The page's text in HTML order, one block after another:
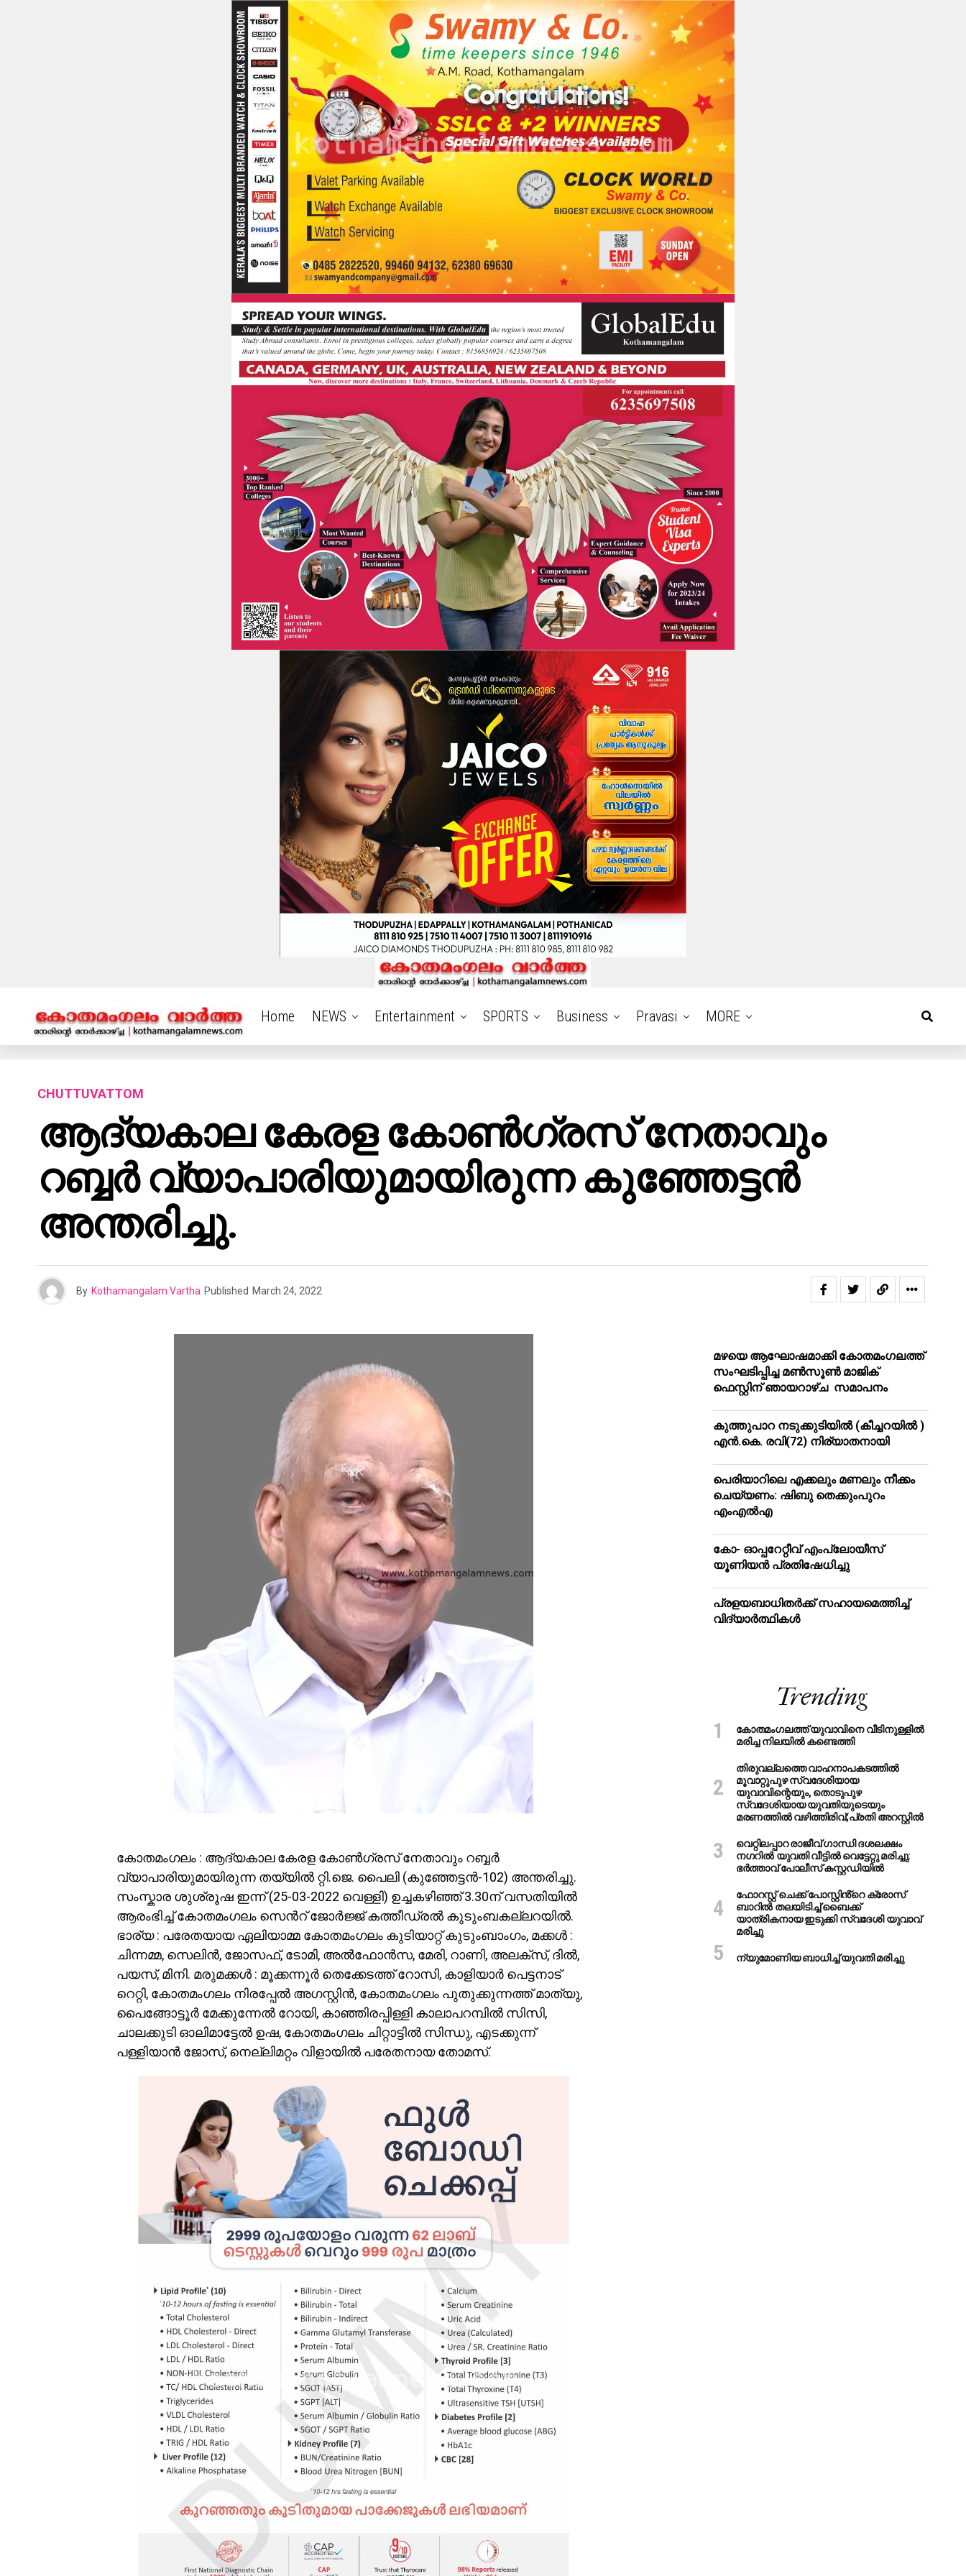
Home NEWS Entertainment SPORTS Business Pravasi MORE
CHUTTUVATTOM
ആദ്യകാല കേരള കോണ്‍ഗ്രസ് നേതാവും
റബ്ബര്‍ വ്യാപാരിയുമായിരുന്ന കുഞ്ഞേട്ടന്‍
അന്തരിച്ചു.
By Kothamangalam Vartha Published March 24, 2022
കോതമംഗലം : ആദ്യകാല കേരള കോണ്‍ഗ്രസ് നേതാവും റബ്ബര്‍
വ്യാപാരിയുമായിരുന്ന തയ്യില്‍ റ്റി.ജെ. പൈലി (കുഞ്ഞേട്ടന്‍-102) അന്തരിച്ചു.
സംസ്കാര ശുശ്രൂഷ ഇന്ന് (25-03-2022 വെള്ളി) ഉച്ചകഴിഞ്ഞ് 3.30ന് വസതിയില്‍
ആരംഭിച്ച് കോതമംഗലം സെന്‍റ് ജോര്‍ജ്ജ് കത്തീഡ്രല്‍ കുടുംബകല്ലറയില്‍.
ഭാര്യ : പരേതയായ ഏലിയാമ്മ കോതമംഗലം കുടിയാറ്റ് കുടുംബാംഗം, മക്കള്‍ :
ചിന്നമ്മ, സെലിന്‍, ജോസഫ്, ടോമി, അല്‍ഫോന്‍സ, മേരി, റാണി, അലക്സ്, ദില്‍,
പയസ്, മിനി. മരുമക്കള്‍ : മൂക്കന്നൂര്‍ തെക്കേടത്ത് റോസി, കാളിയാര്‍ പെട്ടനാട്
റെറ്റി, കോതമംഗലം നിരപ്പേല്‍ അഗസ്റ്റിന്‍, കോതമംഗലം പുതുക്കുന്നത്ത് മാത്യു,
പൈങ്ങോട്ടൂര്‍ മേക്കുന്നേല്‍ റോയി, കാഞ്ഞിരപ്പിള്ളി കാലാപറമ്പില്‍ സിസി,
ചാലക്കുടി ഓലിമാട്ടേല്‍ ഉഷ, കോതമംഗലം ചിറ്റാട്ടില്‍ സിന്ധു, എടക്കുന്ന്
പള്ളിയാന്‍ ജോസ്, നെല്ലിമറ്റം വിളായില്‍ പരേതനായ തോമസ്.
മഴയെ ആഘോഷമാക്കി കോതമംഗലത്ത്
സംഘടിപ്പിച്ച മൺസൂൺ മാജിക്
ഫെസ്റ്റിന് ഞായറാഴ്ച സമാപനം
കുത്തുപാറ നടുക്കുടിയിൽ (കീച്ചറയിൽ )
എൻ.കെ. രവി(72) നിര്യാതനായി
പെരിയാറിലെ എക്കലും മണലും നീക്കം
ചെയ്യണം: ഷിബു തെക്കുംപുറം
എംഎൽഎ
കോ- ഓപ്പറേറ്റീവ് എംപ്ലോയീസ്
യൂണിയൻ പ്രതിഷേധിച്ചു
പ്രളയബാധിതർക്ക് സഹായമെത്തിച്ച്
വിദ്യാർത്ഥികൾ
Trending
കോതമംഗലത്ത് യുവാവിനെ വീടിനുള്ളിൽ
മരിച്ച നിലയിൽ കണ്ടെത്തി
തിരുവല്ലത്തെ വാഹനാപകടത്തില്‍
മൂവാറ്റുപുഴ സ്വദേശിയായ
യുവാവിന്റെയും, തൊടുപുഴ
സ്വദേശിയായ യുവതിയുടെയും
മരണത്തില്‍ വഴിത്തിരിവ്;പ്രതി അറസ്റ്റില്‍
വെറ്റിലപ്പാറ രാജീവ് ഗാന്ധി ദശലക്ഷം
നഗറിൽ യുവതി വീട്ടിൽ വെട്ടേറ്റു മരിച്ചു:
ഭർത്താവ് പോലീസ് കസ്റ്റഡിയിൽ
ഫോറസ്റ്റ് ചെക്ക് പോസ്റ്റിൻ്റെ ക്രോസ്
ബാറില്‍ തലയിടിച്ച് ബൈക്ക്
യാത്രികനായ ഇടുക്കി സ്വദേശി യുവാവ്
മരിച്ചു
ന്യുമോണിയ ബാധിച്ച് യുവതി മരിച്ചു